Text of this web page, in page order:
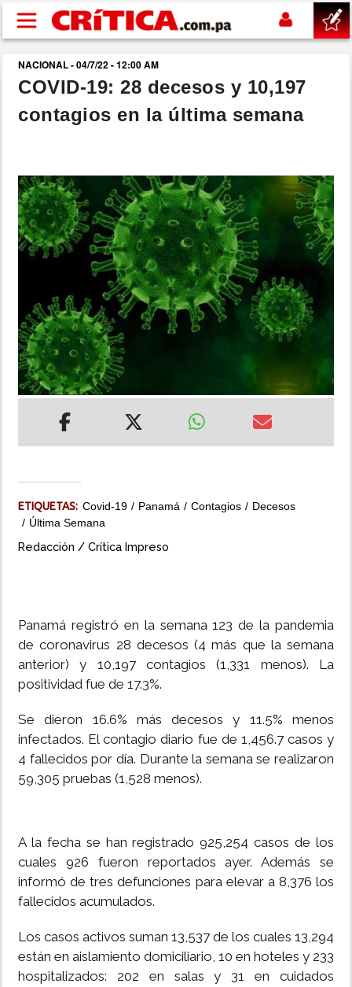
Pasar al contenido principal
buscar
SUCESOS
POLÍTICA
SHOW
MUNDO
INSÓLITAS
MULTIMEDIA
NACIONAL - 04/7/22 - 12:00 AM
COVID-19: 28 decesos y 10,197
contagios en la última semana
ETIQUETAS: Covid-19 Panamá Contagios
Decesos
Última Semana
Redacción / Crítica Impreso
Panamá registró en la semana 123 de la pandemia
de coronavirus 28 decesos (4 más que la semana
anterior) y 10,197 contagios (1,331 menos). La
positividad fue de 17.3%.
Se dieron 16.6% más decesos y 11.5% menos
infectados. El contagio diario fue de 1,456.7 casos y
4 fallecidos por día. Durante la semana se realizaron
59,305 pruebas (1,528 menos).
A la fecha se han registrado 925,254 casos de los
cuales 926 fueron reportados ayer. Además se
informó de tres defunciones para elevar a 8,376 los
fallecidos acumulados.
Los casos activos suman 13,537 de los cuales 13,294
están en aislamiento domiciliario, 10 en hoteles y 233
hospitalizados: 202 en salas y 31 en cuidados